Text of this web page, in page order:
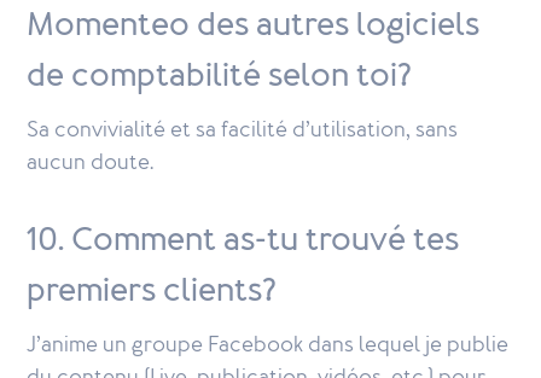
Momenteo des autres logiciels
de comptabilité selon toi?
Sa convivialité et sa facilité d’utilisation, sans
aucun doute.
10. Comment as-tu trouvé tes
premiers clients?
J’anime un groupe Facebook dans lequel je publie